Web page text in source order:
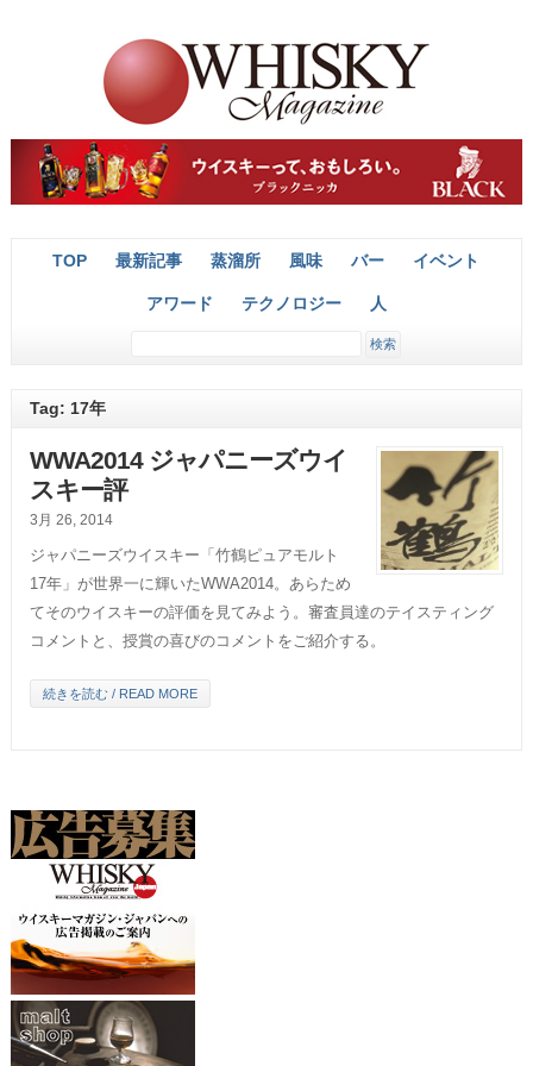
TOP 最新記事 蒸溜所 風味 バー イベント
アワード テクノロジー 人
Tag: 17年
WWA2014 ジャパニーズウイ
スキー評
3月 26, 2014
ジャパニーズウイスキー「竹鶴ピュアモルト
17年」が世界一に輝いたWWA2014。あらため
てそのウイスキーの評価を見てみよう。審査員達のテイスティング
コメントと、授賞の喜びのコメントをご紹介する。
続きを読む / READ MORE